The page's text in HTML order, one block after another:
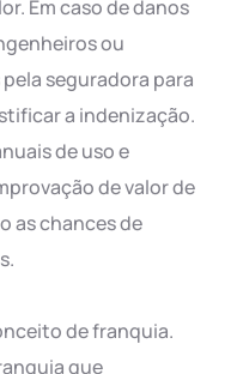
Em caso de danos
ou
seguradora para
a indenização.
de uso e
de valor de
as chances de
de franquia.
que